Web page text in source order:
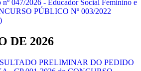
nº 047/2026 - Educador Social Feminino e
PÚBLICO Nº 003/2022
DE 2026
PRELIMINAR DO PEDIDO